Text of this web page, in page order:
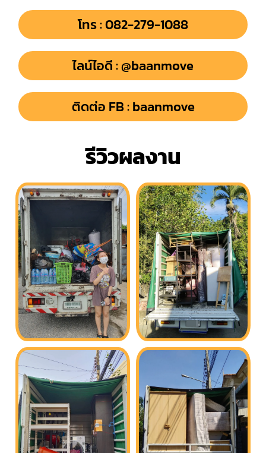
โทร : 082-279-1088
ไลน์ไอดี : @baanmove
ติดต่อ FB : baanmove
รีวิวผลงาน